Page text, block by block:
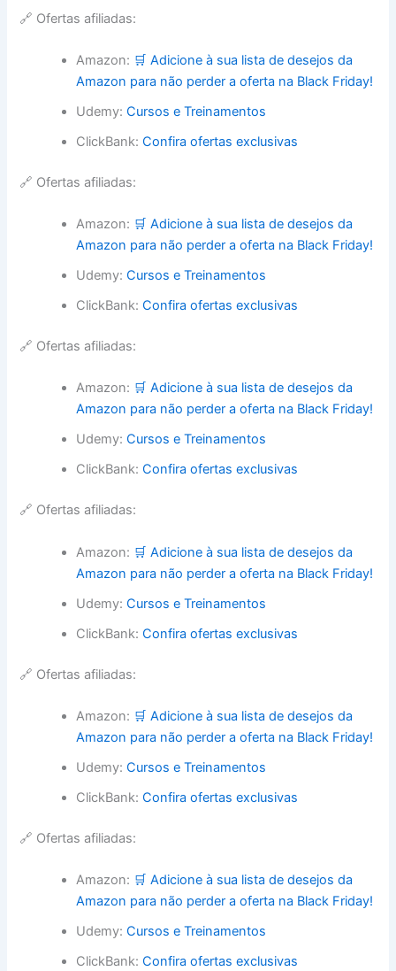
🔗 Ofertas afiliadas:
Amazon: 🛒 Adicione à sua lista de desejos da
Amazon para não perder a oferta na Black Friday!
Udemy:Cursos e Treinamentos
ClickBank:Confira ofertas exclusivas
🔗 Ofertas afiliadas:
Amazon: 🛒 Adicione à sua lista de desejos da
Amazon para não perder a oferta na Black Friday!
Udemy:Cursos e Treinamentos
ClickBank:Confira ofertas exclusivas
🔗 Ofertas afiliadas:
Amazon: 🛒 Adicione à sua lista de desejos da
Amazon para não perder a oferta na Black Friday!
Udemy:Cursos e Treinamentos
ClickBank:Confira ofertas exclusivas
🔗 Ofertas afiliadas:
Amazon: 🛒 Adicione à sua lista de desejos da
Amazon para não perder a oferta na Black Friday!
Udemy:Cursos e Treinamentos
ClickBank:Confira ofertas exclusivas
🔗 Ofertas afiliadas:
Amazon: 🛒 Adicione à sua lista de desejos da
Amazon para não perder a oferta na Black Friday!
Udemy:Cursos e Treinamentos
ClickBank:Confira ofertas exclusivas
🔗 Ofertas afiliadas:
Amazon: 🛒 Adicione à sua lista de desejos da
Amazon para não perder a oferta na Black Friday!
Udemy:Cursos e Treinamentos
ClickBank:Confira ofertas exclusivas